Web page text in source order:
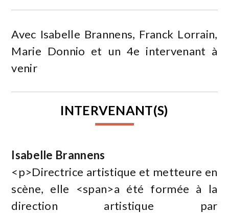
Avec Isabelle Brannens, Franck Lorrain,
Marie Donnio et un 4e intervenant à
venir
INTERVENANT(S)
Isabelle Brannens
<p>Directrice artistique et metteure en
scène, elle <span>a été formée à la
direction artistique par